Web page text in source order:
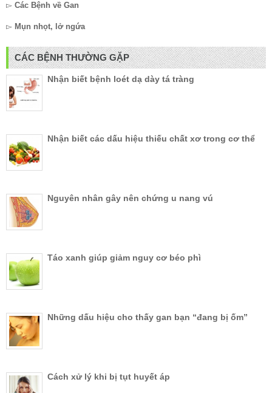
▻ Các Bệnh về Gan
▻ Mụn nhọt, lở ngứa
CÁC BỆNH THƯỜNG GẶP
Nhận biết bệnh loét dạ dày tá tràng
Nhận biết các dấu hiệu thiếu chất xơ trong cơ thể
Nguyên nhân gây nên chứng u nang vú
Táo xanh giúp giảm nguy cơ béo phì
Những dấu hiệu cho thấy gan bạn “đang bị ốm”
Cách xử lý khi bị tụt huyết áp